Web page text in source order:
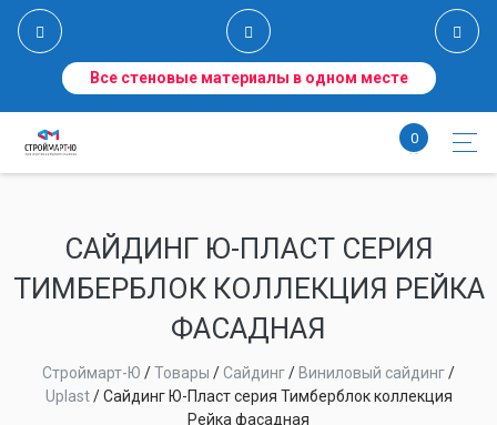
Все стеновые материалы в одном месте
0
САЙДИНГ Ю-ПЛАСТ СЕРИЯ
ТИМБЕРБЛОК КОЛЛЕКЦИЯ РЕЙКА
ФАСАДНАЯ
Строймарт-Ю /Товары /Сайдинг/ Виниловый сайдинг/
Uplast/Сайдинг Ю-Пласт серия Тимберблок коллекция
Рейка фасадная